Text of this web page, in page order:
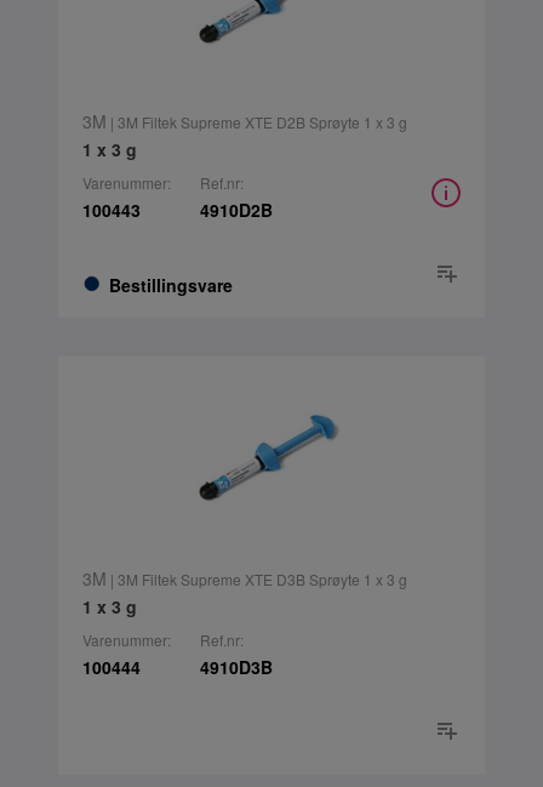
3M | 3M Filtek Supreme XTE D2B Sprøyte 1 x 3 g
1 x 3 g
Varenummer:
100443
Bestillingsvare
Ref.nr:
4910D2B
3M | 3M Filtek Supreme XTE D3B Sprøyte 1 x 3 g
1 x 3 g
Varenummer:
100444
Ref.nr:
4910D3B